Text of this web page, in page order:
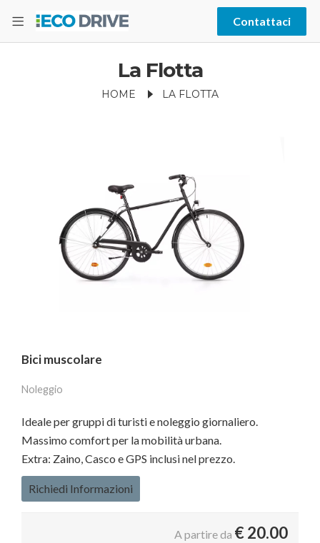
Contattaci
La Flotta
HOME LA FLOTTA
Bici muscolare
Noleggio
Ideale per gruppi di turisti e noleggio giornaliero.
Massimo comfort per la mobilità urbana.
Extra: Zaino, Casco e GPS inclusi nel prezzo.
Richiedi Informazioni
A partire da €20.00